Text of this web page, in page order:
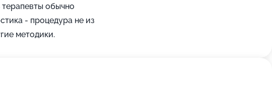
обычно
- процедура не из
методики.